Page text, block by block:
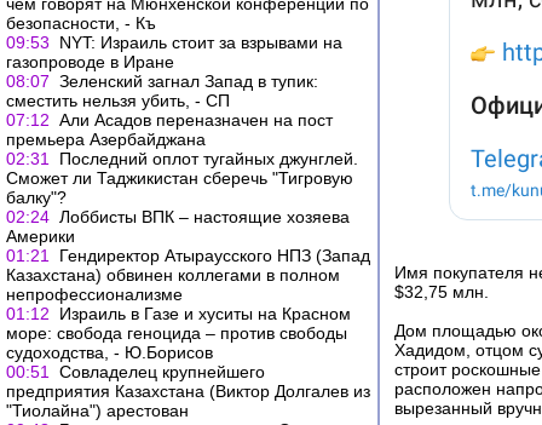
безопасности, - Къ
09:53
NYT: Израиль стоит за взрывами на
газопроводе в Иране
08:07 Зеленский загнал Запад в тупик:
сместить нельзя убить, - СП
07:12 Али Асадов переназначен на пост
премьера Азербайджана
02:31
Последний оплот тугайных джунглей.
Сможет ли Таджикистан сберечь "Тигровую
балку"?
02:24 Лоббисты ВПК – настоящие хозяева
Америки
01:21
Гендиректор Атыраусского НПЗ (Запад
Казахстана) обвинен коллегами в полном
непрофессионализме
01:12
Израиль в Газе и хуситы на Красном
море: свобода геноцида – против свободы
судоходства, - Ю.Борисов
00:51
Совладелец крупнейшего
предприятия Казахстана (Виктор Долгалев из
"Тиолайна") арестован
Имя покупателя
$32,75 млн.
Дом площадью
Хадидом, отцом
строит
расположен
вырезанный